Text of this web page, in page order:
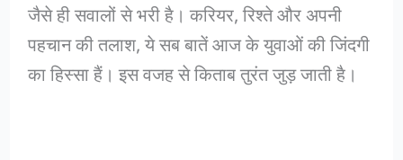
जैसे ही सवालों से भरी है। करियर, रिश्ते और अपनी
पहचान की तलाश, ये सब बातें आज के युवाओं की जिंदगी
का हिस्सा हैं। इस वजह से किताब तुरंत जुड़ जाती है।